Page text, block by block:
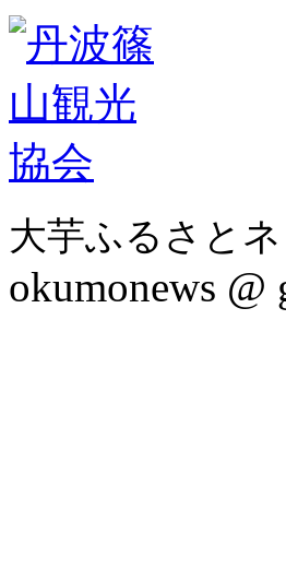
大芋ふるさと
okumonews @